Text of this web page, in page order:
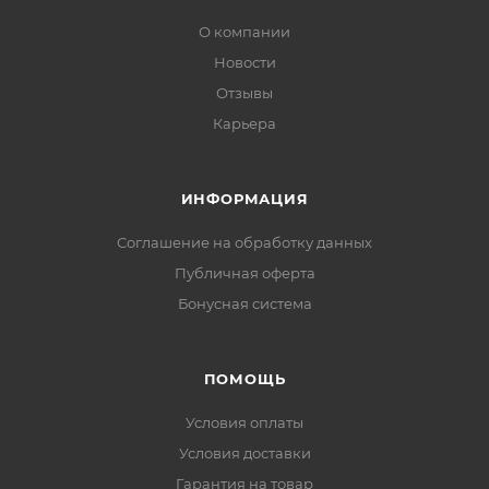
О компании
Новости
Отзывы
Карьера
ИНФОРМАЦИЯ
Соглашение на обработку данных
Публичная оферта
Бонусная система
ПОМОЩЬ
Условия оплаты
Условия доставки
Гарантия на товар